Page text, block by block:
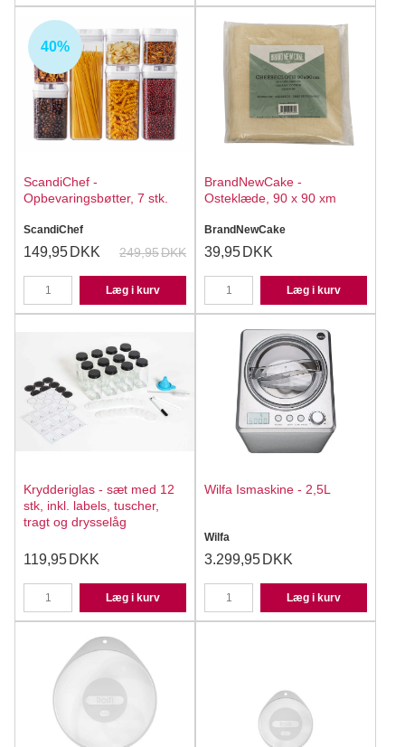
40%
ScandiChef -
Opbevaringsbøtter, 7 stk.
ScandiChef
249,95DKK
149,95 DKK
Læg i kurv
BrandNewCake -
Osteklæde, 90 x 90 xm
BrandNewCake
39,95 DKK
Læg i kurv
Krydderiglas - sæt med 12
stk, inkl. labels, tuscher,
tragt og drysselåg
119,95 DKK
Læg i kurv
Wilfa Ismaskine - 2,5L
Wilfa
3.299,95 DKK
Læg i kurv